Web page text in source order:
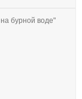
бурной воде"